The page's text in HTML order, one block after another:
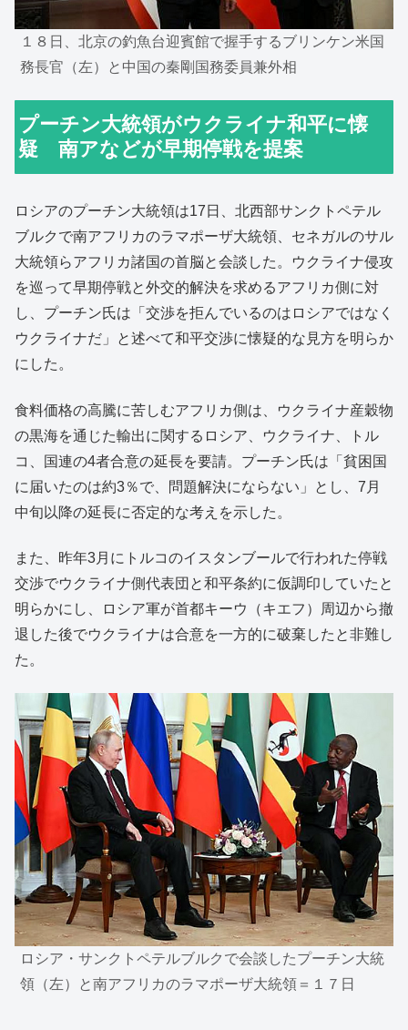
１８日、北京の釣魚台迎賓館で握手するブリンケン米国
務長官（左）と中国の秦剛国務委員兼外相
プーチン大統領がウクライナ和平に懐
疑 南アなどが早期停戦を提案
ロシアのプーチン大統領は17日、北西部サンクトペテル
ブルクで南アフリカのラマポーザ大統領、セネガルのサル
大統領らアフリカ諸国の首脳と会談した。ウクライナ侵攻
を巡って早期停戦と外交的解決を求めるアフリカ側に対
し、プーチン氏は「交渉を拒んでいるのはロシアではなく
ウクライナだ」と述べて和平交渉に懐疑的な見方を明らか
にした。
食料価格の高騰に苦しむアフリカ側は、ウクライナ産穀物
の黒海を通じた輸出に関するロシア、ウクライナ、トル
コ、国連の4者合意の延長を要請。プーチン氏は「貧困国
に届いたのは約3％で、問題解決にならない」とし、7月
中旬以降の延長に否定的な考えを示した。
また、昨年3月にトルコのイスタンブールで行われた停戦
交渉でウクライナ側代表団と和平条約に仮調印していたと
明らかにし、ロシア軍が首都キーウ（キエフ）周辺から撤
退した後でウクライナは合意を一方的に破棄したと非難し
た。
ロシア・サンクトペテルブルクで会談したプーチン大統
領（左）と南アフリカのラマポーザ大統領＝１７日